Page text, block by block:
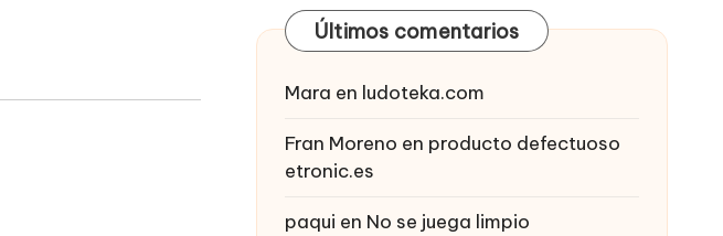
Últimos comentarios
Mara en ludoteka.com
Fran Moreno en producto defectuoso
etronic.es
paqui en No se juega limpio